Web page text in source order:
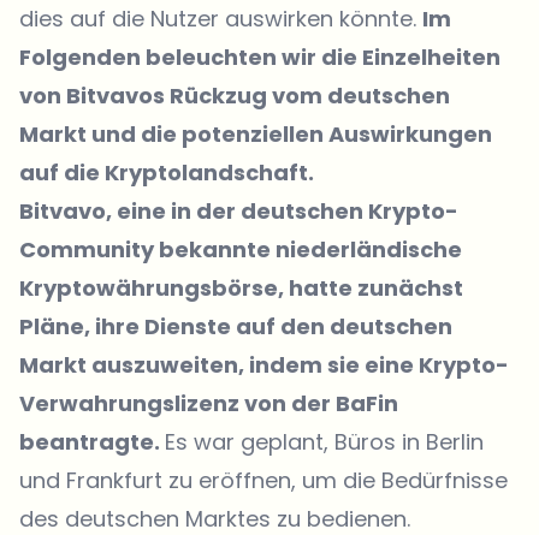
dies auf die Nutzer auswirken könnte. Im
Folgenden beleuchten wir die Einzelheiten
von Bitvavos Rückzug vom deutschen
Markt und die potenziellen Auswirkungen
auf die Kryptolandschaft.
Bitvavo, eine in der deutschen Krypto-
Community bekannte niederländische
Kryptowährungsbörse, hatte zunächst
Pläne, ihre Dienste auf den deutschen
Markt auszuweiten, indem sie eine Krypto-
Verwahrungslizenz von der BaFin
beantragte. Es war geplant, Büros in Berlin
und Frankfurt zu eröffnen, um die Bedürfnisse
des deutschen Marktes zu bedienen.